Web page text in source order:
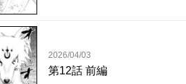
2026/04/03
第12話 前編